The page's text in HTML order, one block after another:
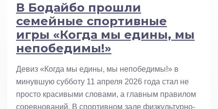
В Бодайбо прошли
семейные спортивные
игры «Когда мы едины, мы
непобедимы!»
Девиз «Когда мы едины, мы непобедимы!» в
минувшую субботу 11 апреля 2026 года стал не
просто красивыми словами, а главным правилом
соревнований. В спортивном зале физкультурно-